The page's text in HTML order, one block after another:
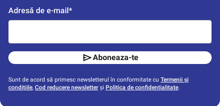
Adresă de e-mail*
Aboneaza-te
Sunt de acord să primesc newsletterul în conformitate cu Termenii și
condițiile, Cod reducere newsletter și Politica de confidențialitate.